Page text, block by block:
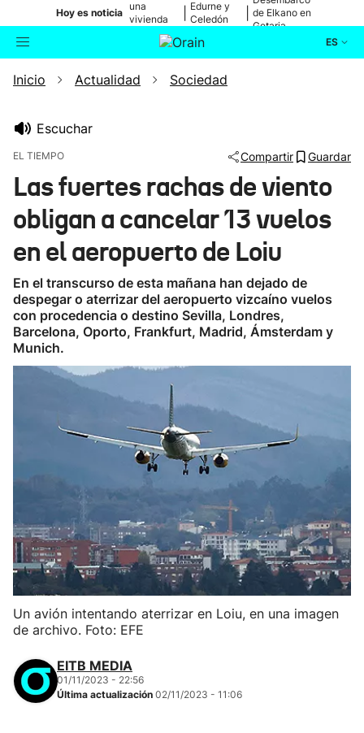
Hoy es noticia
una
vivienda
de Bilbao
Edurne y
Celedón
de Elkano en
Getaria
ES
Buscador Actualidad
Ikusmiran
Eguraldia
Inicio Actualidad Sociedad
Escuchar
EL TIEMPO Compartir Guardar
Las fuertes rachas de viento
obligan a cancelar 13 vuelos
en el aeropuerto de Loiu
En el transcurso de esta mañana han dejado de
despegar o aterrizar del aeropuerto vizcaíno vuelos
con procedencia o destino Sevilla, Londres,
Barcelona, Oporto, Frankfurt, Madrid, Ámsterdam y
Munich.
Un avión intentando aterrizar en Loiu, en una imagen
de archivo. Foto: EFE
EITB MEDIA
01/11/2023 - 22:56
Última actualización 02/11/2023 - 11:06